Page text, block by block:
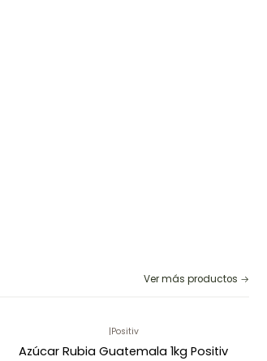
Ver más productos
|Positiv
Azúcar Rubia Guatemala 1kg Positiv